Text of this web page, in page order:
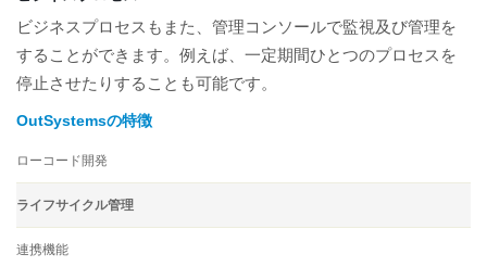
ビジネスプロセスもまた、管理コンソールで監視及び管理を
することができます。例えば、一定期間ひとつのプロセスを
停止させたりすることも可能です。
OutSystemsの特徴
ローコード開発
ライフサイクル管理
連携機能